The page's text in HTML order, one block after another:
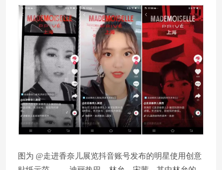
图为 @走进香奈儿展览抖音账号发布的明星使用创意